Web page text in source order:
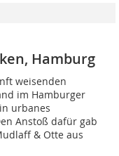
Hamburg
weisenden
im Hamburger
urbanes
Anstoß dafür gab
& Otte aus